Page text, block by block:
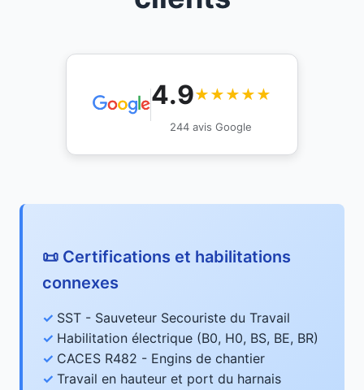
4.9★★★★★
244 avis Google
📜 Certifications et habilitations
connexes
SST - Sauveteur Secouriste du Travail
Habilitation électrique (B0, H0, BS, BE, BR)
CACES R482 - Engins de chantier
Travail en hauteur et port du harnais